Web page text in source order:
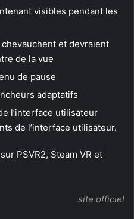
visibles pendant les
et devraient
de la vue
de pause
adaptatifs
l’interface utilisateur
de l’interface utilisateur.
PSVR2, Steam VR et
site officiel